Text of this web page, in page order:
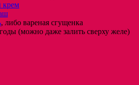
крем
, либо вареная сгущенка
(можно даже залить сверху желе)